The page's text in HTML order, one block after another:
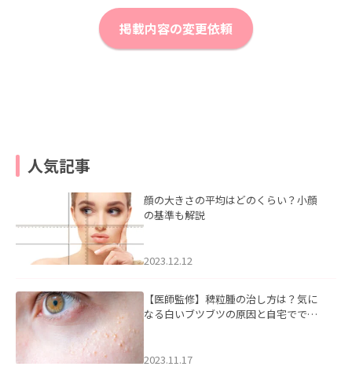
掲載内容の変更依頼
人気記事
顔の大きさの平均はどのくらい？小顔
の基準も解説
2023.12.12
【医師監修】稗粒腫の治し方は？気に
なる白いブツブツの原因と自宅ででき
2023.11.17